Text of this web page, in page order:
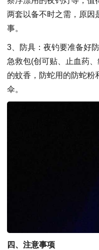
两套以备不时之需，原因
事。
3、防具：夜钓要准备好
急救包(创可贴、止血药
的蚊香，防蛇用的防蛇粉
伞。
四、注意事项